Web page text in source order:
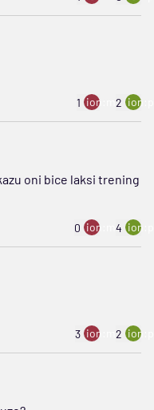
1 ion:minus
2
oni bice laksi trening
0 ion:minus
4
3 ion:minus
2